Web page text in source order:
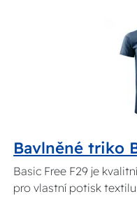
Bavlněné triko
Basic Free F29 je
pro vlastní potisk